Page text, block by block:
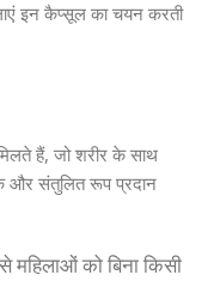
इन कैप्सूल का चयन करती
हैं, जो शरीर के साथ
और संतुलित रूप प्रदान
को बिना किसी